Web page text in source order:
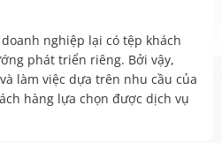
nghiệp lại có tệp khách
phát triển riêng. Bởi vậy,
làm việc dựa trên nhu cầu của
hàng lựa chọn được dịch vụ